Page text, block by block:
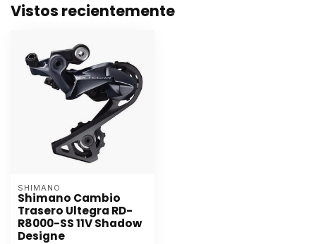
Vistos recientemente
SHIMANO
Shimano Cambio
Trasero Ultegra RD-
R8000-SS 11V Shadow
Designe